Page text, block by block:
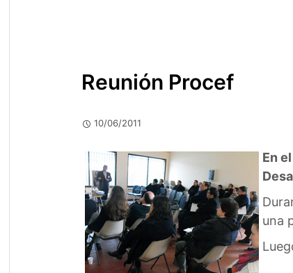
Reunión Procef
10/06/2011
En
una